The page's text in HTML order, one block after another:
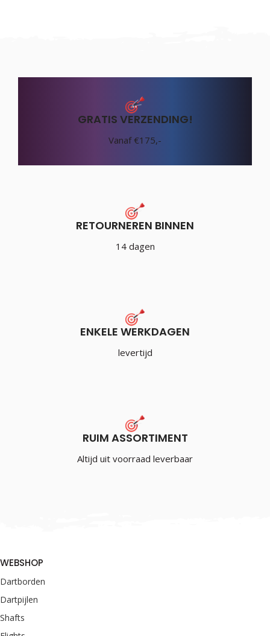
GRATIS VERZENDING!
Vanaf €175,-
RETOURNEREN BINNEN
14 dagen
ENKELE WERKDAGEN
levertijd
RUIM ASSORTIMENT
Altijd uit voorraad leverbaar
WEBSHOP
Dartborden
Dartpijlen
Shafts